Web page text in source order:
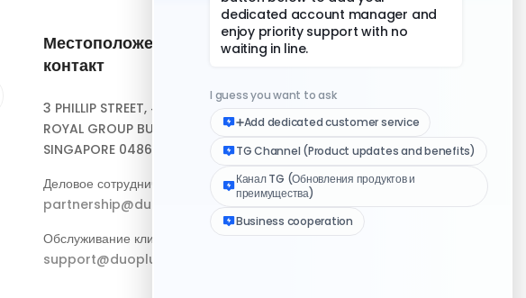
Местоположение и
контакт
3 PHILLIP STREET, #10-04,
ROYAL GROUP BUILDING,
SINGAPORE 048693
Деловое сотрудничество:
partnership@duoplus.net
Обслуживание клиентов:
support@duoplus.net
Быстрые ссылки
Скачать клиент
Медиа-набор логотипа
Журнал изменений